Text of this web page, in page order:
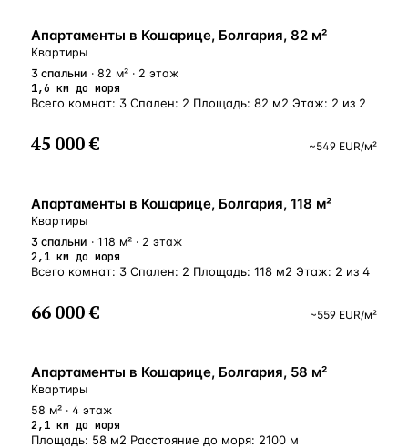
Апартаменты в Кошарице, Болгария, 82 м²
Квартиры
3 спальни · 82 м² · 2 этаж
1,6 км до моря
Всего комнат: 3 Спален: 2 Площадь: 82 м2 Этаж: 2 из 2
45 000 € ~549 EUR/м²
Апартаменты в Кошарице, Болгария, 118 м²
Квартиры
3 спальни · 118 м² · 2 этаж
2,1 км до моря
Всего комнат: 3 Спален: 2 Площадь: 118 м2 Этаж: 2 из 4
66 000 € ~559 EUR/м²
Апартаменты в Кошарице, Болгария, 58 м²
Квартиры
58 м² · 4 этаж
2,1 км до моря
Площадь: 58 м2 Расстояние до моря: 2100 м